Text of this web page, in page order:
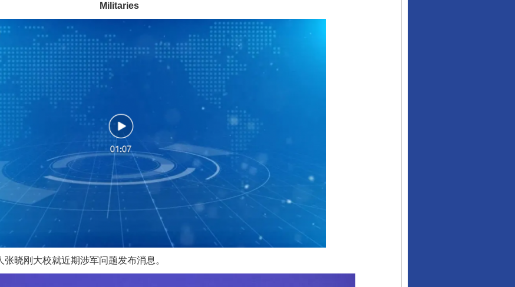
Militaries
刚大校就近期涉军问题发布消息。